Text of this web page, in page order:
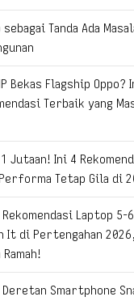
sebagai Tanda Ada
Bekas Flagship Oppo?
Terbaik yang
Jutaan! Ini 4
Tetap Gila di
Laptop 5-
It di Pertengahan
Smartphone